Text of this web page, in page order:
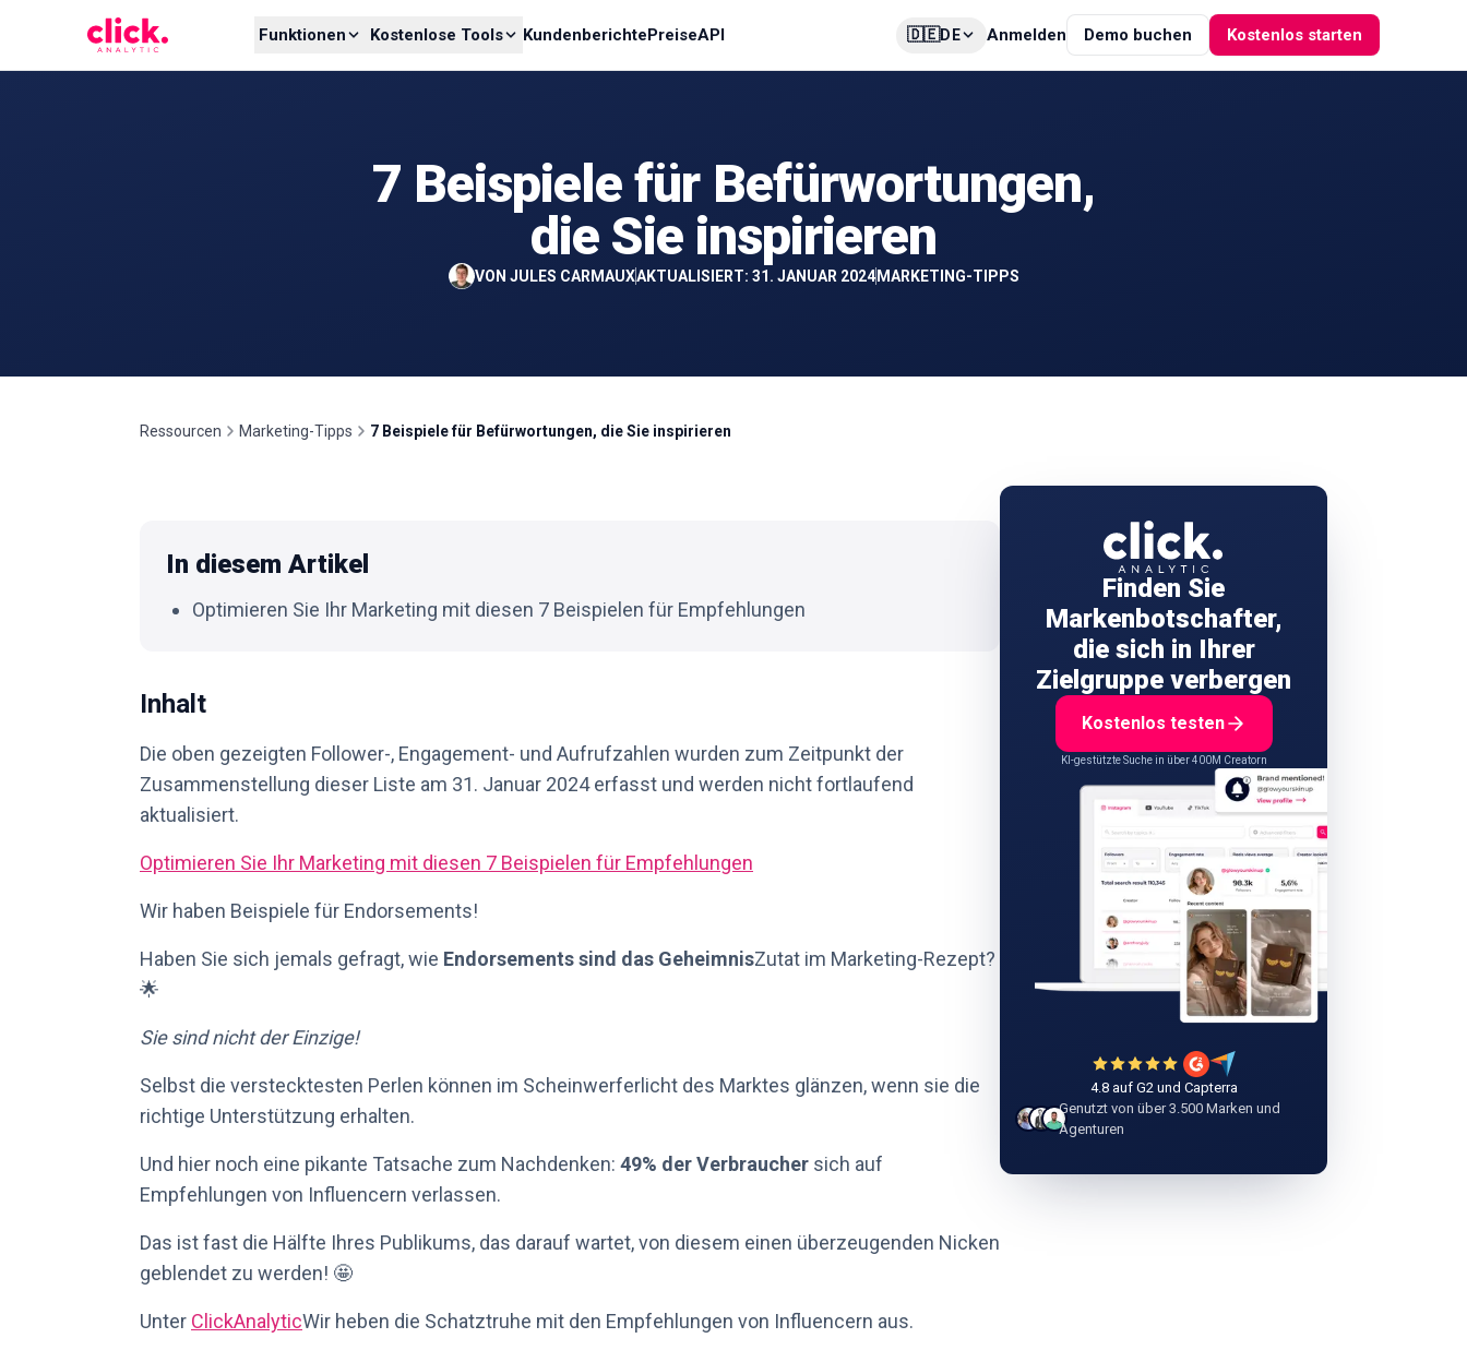
Funktionen Kostenlose Tools KundenberichtePreiseAPI 🇩🇪DE Anmelden Demo buchen Kostenlos starten
7 Beispiele für Befürwortungen,
die Sie inspirieren
VON JULES CARMAUXAKTUALISIERT: 31. JANUAR 2024 MARKETING-TIPPS
Ressourcen Marketing-Tipps 7 Beispiele für Befürwortungen, die Sie inspirieren
In diesem Artikel
Optimieren Sie Ihr Marketing mit diesen 7 Beispielen für Empfehlungen
Inhalt
Die oben gezeigten Follower-, Engagement- und Aufrufzahlen wurden zum Zeitpunkt der
Zusammenstellung dieser Liste am 31. Januar 2024 erfasst und werden nicht fortlaufend
aktualisiert.
Optimieren Sie Ihr Marketing mit diesen 7 Beispielen für Empfehlungen
Wir haben Beispiele für Endorsements!
Haben Sie sich jemals gefragt, wie Endorsements sind das GeheimnisZutat im Marketing-Rezept?
🌟
Sie sind nicht der Einzige!
Selbst die verstecktesten Perlen können im Scheinwerferlicht des Marktes glänzen, wenn sie die
richtige Unterstützung erhalten.
Und hier noch eine pikante Tatsache zum Nachdenken: 49% der Verbraucher sich auf
Empfehlungen von Influencern verlassen.
Das ist fast die Hälfte Ihres Publikums, das darauf wartet, von diesem einen überzeugenden Nicken
geblendet zu werden! 🤩
Unter ClickAnalyticWir heben die Schatztruhe mit den Empfehlungen von Influencern aus.
Finden Sie
Markenbotschafter,
die sich in Ihrer
Zielgruppe verbergen
Kostenlos testen
KI-gestützte Suche in über 400M Creatorn
4.8 auf G2 und Capterra
Genutzt von über 3.500 Marken und
Agenturen